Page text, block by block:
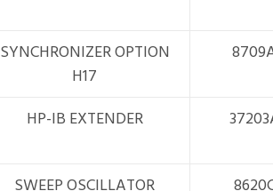
SYNCHRONIZER OPTION
H17
HP-IB EXTENDER
SWEEP OSCILLATOR